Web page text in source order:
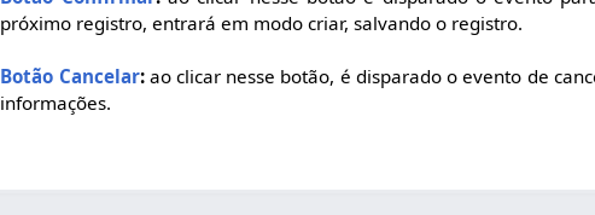
próximo registro, entrará em modo criar, salvando o registro.
Botão Cancelar:ao clicar nesse botão, é disparado o evento de
informações.